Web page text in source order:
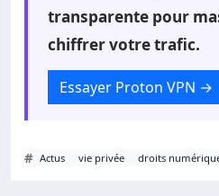
transparente pour
chiffrer votre trafic.
Essayer Proton VPN →
# Actus vie privée droits